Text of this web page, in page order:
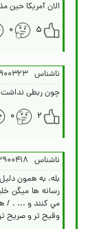
الان آمریکا حین
۵
۰
ناشناس
چون ربطی نداشت
۲
۰
ناشناس
بله. به همون دليل
رسانه ها ميگن
مي کنند و ... . / هر
وقيح تر و صريح